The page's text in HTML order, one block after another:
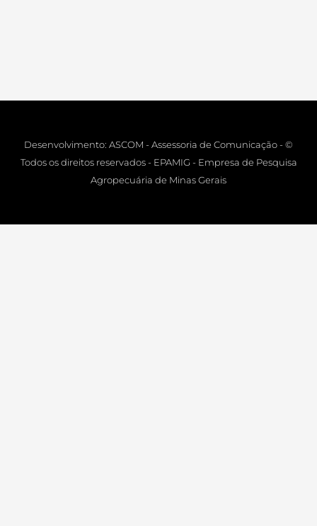
Desenvolvimento: ASCOM - Assessoria de Comunicação - ©
Todos os direitos reservados - EPAMIG - Empresa de Pesquisa
Agropecuária de Minas Gerais